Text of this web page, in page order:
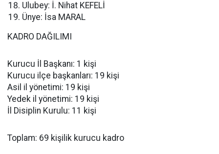
Ulubey: İ. Nihat KEFELİ
Ünye: İsa MARAL
KADRO DAĞILIMI
Kurucu İl Başkanı: 1 kişi
Kurucu ilçe başkanları: 19 kişi
Asil il yönetimi: 19 kişi
Yedek il yönetimi: 19 kişi
İl Disiplin Kurulu: 11 kişi
Toplam: 69 kişilik kurucu kadro